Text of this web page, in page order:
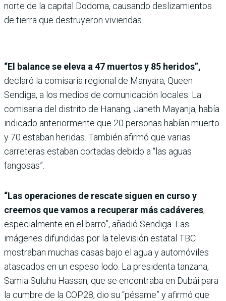
norte de la capital Dodoma, causando deslizamientos
de tierra que destruyeron viviendas.
“El balance se eleva a 47 muertos y 85 heridos”,
declaró la comisaria regional de Manyara, Queen
Sendiga, a los medios de comunicación locales. La
comisaria del distrito de Hanang, Janeth Mayanja, había
indicado anteriormente que 20 personas habían muerto
y 70 estaban heridas. También afirmó que varias
carreteras estaban cortadas debido a “las aguas
fangosas”.
“Las operaciones de rescate siguen en curso y
creemos que vamos a recuperar más cadáveres,
especialmente en el barro”, añadió Sendiga. Las
imágenes difundidas por la televisión estatal TBC
mostraban muchas casas bajo el agua y automóviles
atascados en un espeso lodo. La presidenta tanzana,
Samia Suluhu Hassan, que se encontraba en Dubái para
la cumbre de la COP28, dio su “pésame” y afirmó que